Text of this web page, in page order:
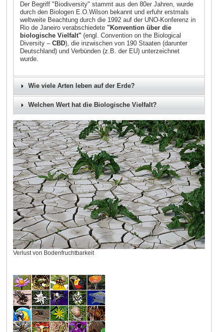
Der Begriff "Biodiversity" stammt aus den 80er Jahren, wurde
durch den Biologen E.O.Wilson bekannt und erfuhr erstmals
weltweite Beachtung durch die 1992 auf der UNO-Konferenz in
Rio de Janeiro verabschiedete "Konvention über die
biologische Vielfalt"(engl. Convention on the Biological
Diversity – CBD), die inzwischen von 190 Staaten (darunter
Deutschland) und Verbünden (z.B. der EU) unterzeichnet
wurde.
Wie viele Arten leben auf der Erde?
Welchen Wert hat die Biologische Vielfalt?
Verlust von Bodenfruchtbarkeit